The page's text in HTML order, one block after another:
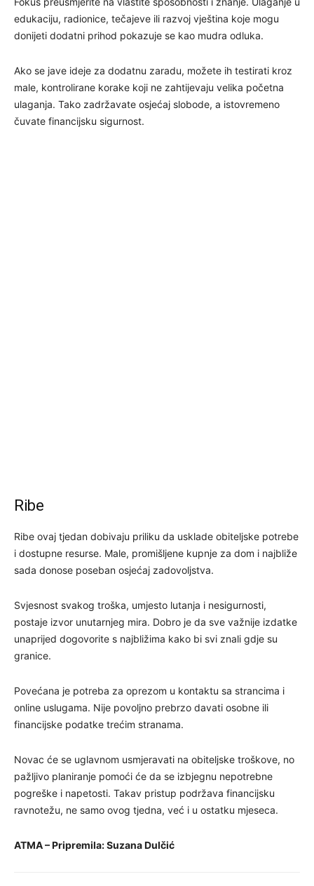
edukaciju, radionice, tečajeve ili razvoj vještina koje mogu
donijeti dodatni prihod pokazuje se kao mudra odluka.
Ako se jave ideje za dodatnu zaradu, možete ih testirati kroz
male, kontrolirane korake koji ne zahtijevaju velika početna
ulaganja. Tako zadržavate osjećaj slobode, a istovremeno
čuvate financijsku sigurnost.
Ribe
Ribe ovaj tjedan dobivaju priliku da usklade obiteljske potrebe
i dostupne resurse. Male, promišljene kupnje za dom i najbliže
sada donose poseban osjećaj zadovoljstva.
Svjesnost svakog troška, umjesto lutanja i nesigurnosti,
postaje izvor unutarnjeg mira. Dobro je da sve važnije izdatke
unaprijed dogovorite s najbližima kako bi svi znali gdje su
granice.
Povećana je potreba za oprezom u kontaktu sa strancima i
online uslugama. Nije povoljno prebrzo davati osobne ili
financijske podatke trećim stranama.
Novac će se uglavnom usmjeravati na obiteljske troškove, no
pažljivo planiranje pomoći će da se izbjegnu nepotrebne
pogreške i napetosti. Takav pristup podržava financijsku
ravnotežu, ne samo ovog tjedna, već i u ostatku mjeseca.
ATMA – Pripremila: Suzana Dulčić